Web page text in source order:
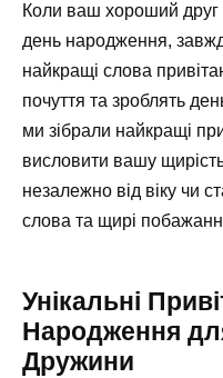
Коли ваш хороший друг
день народження,
найкращі слова
почуття та зроблять
ми зібрали найкращі
висловити вашу
незалежно від віку чи
слова та щирі
Унікальні
Народження
Дружини